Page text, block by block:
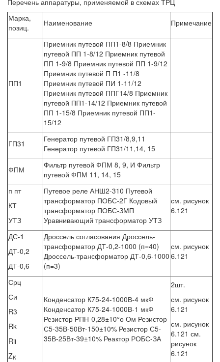
Марка,
позиц.
Наименование Примечание
ПП1
Приемник путевой ПП1-8/8 Приемник
путевой ПП 1-8/12 Приемник путевой
ПП 1-9/8 Приемник путевой ПП 1-9/12
Приемник путевой П П1 -11/8
Приемник путевой ПИ 1-11/12
Приемник путевой ППГ14/8 Приемник
путевой ПП1-14/12 Приемник путевой
ПП 1-15/8 Приемник путевой ПП1-
15/12
ГП31
Генератор путевой ГП31/8,9,11
Генератор путевой ГП31/11,14, 15
ФПМ
Фильтр путевой ФПМ 8, 9, И Фильтр
путевой ФПМ 11, 14, 15
п пт
КТ
УТЗ
Путевое реле АНШ2-310 Путевой
трансформатор ПОБС-2Г Кодовый
трансформатор ПОБС-ЗМП
Уравнивающий трансформатор УТЗ
см. рисунок
6.121
ДС-1
ДТ-0,2
ДТ-0,6
Дроссель согласования Дроссель-
трансформатор ДТ-0,2-1000 (п=40)
Дроссель-трансформатор ДТ-0,6-1000
(п=3)
см. рисунок
6.121
Срц
Си
R3
Rk
Rii
ZK
Конденсатор К75-24-1000В-4 мкФ
Конденсатор К75-24-1000В-1 мкФ
Резистор РПН-0,28±10°о Ом Резистор
С5-35В-50Вт-150±10% Резистор С5-
35В-25Вт-39±10% Реактор РОБС-ЗА
2шт.
см. рисунок
6.121
см. рисунок
6.121 см.
рисунок
6.121